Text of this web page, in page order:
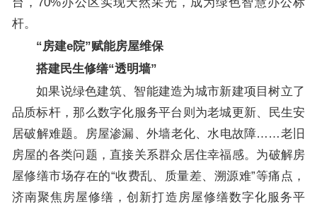
杆。
“房建e院”赋能房屋维保
搭建民生修缮“透明墙”
如果说绿色建筑、智能建造为城市新建项目树立了
品质标杆，那么数字化服务平台则为老城更新、民生安
居破解难题。房屋渗漏、外墙老化、水电故障……老旧
房屋的各类问题，直接关系群众居住幸福感。为破解房
屋修缮市场存在的“收费乱、质量差、溯源难”等痛点，
济南聚焦房屋修缮，创新打造房屋修缮数字化服务平